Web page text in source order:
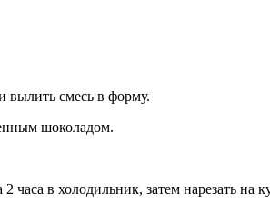
вылить смесь в форму.
шоколадом.
в холодильник, затем нарезать на